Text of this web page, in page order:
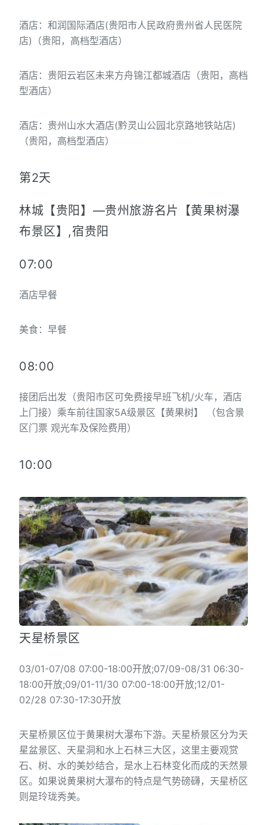
酒店：和润国际酒店(贵阳市人民政府贵州省人民医院
店)（贵阳，高档型酒店）
酒店：贵阳云岩区未来方舟锦江都城酒店（贵阳，高档
型酒店）
酒店：贵州山水大酒店(黔灵山公园北京路地铁站店)
（贵阳，高档型酒店）
第2天
林城【贵阳】—贵州旅游名片【黄果树瀑
布景区】,宿贵阳
07:00
酒店早餐
美食：早餐
08:00
接团后出发（贵阳市区可免费接早班飞机/火车，酒店
上门接）乘车前往国家5A级景区【黄果树】 （包含景
区门票 观光车及保险费用）
10:00
天星桥景区
03/01-07/08 07:00-18:00开放;07/09-08/31 06:30-
18:00开放;09/01-11/30 07:00-18:00开放;12/01-
02/28 07:30-17:30开放
天星桥景区位于黄果树大瀑布下游。天星桥景区分为天
星盆景区、天星洞和水上石林三大区，这里主要观赏
石、树、水的美妙结合，是水上石林变化而成的天然景
区。如果说黄果树大瀑布的特点是气势磅礴，天星桥区
则是玲珑秀美。